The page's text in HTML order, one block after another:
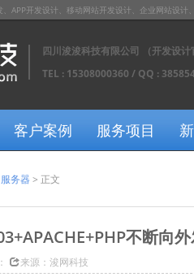
APP开发设计、移动网站开发设计、企业网站设
四川浚浚科技有限公司 （开发设计
TEL : 15308000360 / QQ :
客户案例 服务项目
服务器 > 正文
不断向
来源：浚网科技